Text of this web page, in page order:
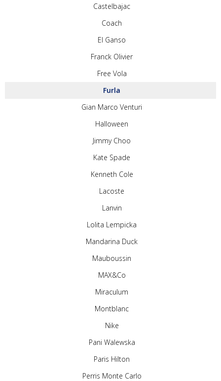
Castelbajac
Coach
El Ganso
Franck Olivier
Free Vola
Furla
Gian Marco Venturi
Halloween
Jimmy Choo
Kate Spade
Kenneth Cole
Lacoste
Lanvin
Lolita Lempicka
Mandarina Duck
Mauboussin
MAX&Co
Miraculum
Montblanc
Nike
Pani Walewska
Paris Hilton
Perris Monte Carlo